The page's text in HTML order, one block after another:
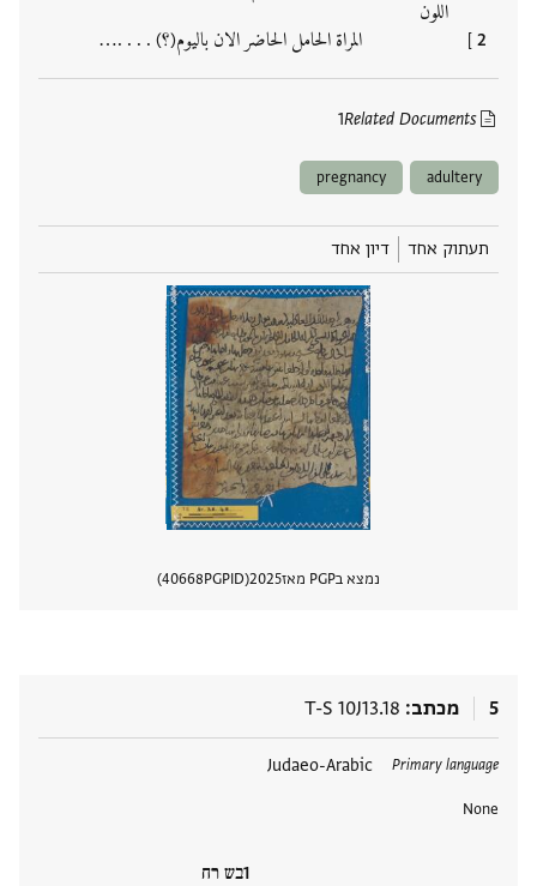
اللون
] المراة الحامل الحاضر الان باليوم(؟) . . . .‮…
Related Documents
1
adultery
pregnancy
תעתוק אחד דיון אחד
נמצא בPGP מאז 2025
PGPID
40668
5 מכתב T-S 10J13.18
Primary language
Judaeo-Arabic
None
בש רח
תגים